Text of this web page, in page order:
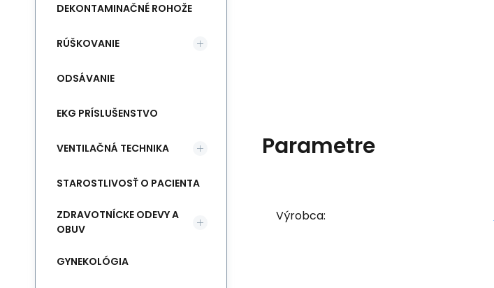
Parametre
Výrobca:
DEKONTAMINAČNÉ ROHOŽE
RÚŠKOVANIE
ODSÁVANIE
EKG PRÍSLUŠENSTVO
VENTILAČNÁ TECHNIKA
STAROSTLIVOSŤ O PACIENTA
ZDRAVOTNÍCKE ODEVY A
OBUV
GYNEKOLÓGIA